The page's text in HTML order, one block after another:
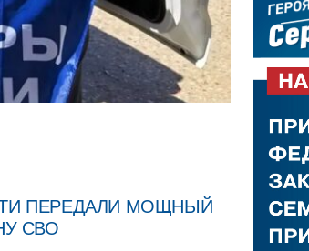
ПЕРЕДАЛИ МОЩНЫЙ
СВО